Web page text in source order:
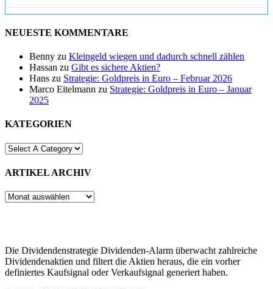
NEUESTE KOMMENTARE
Benny zu Kleingeld wiegen und dadurch schnell zählen
Hassan zu Gibt es sichere Aktien?
Hans zu Strategie: Goldpreis in Euro – Februar 2026
Marco Eitelmann zu Strategie: Goldpreis in Euro – Januar
2025
KATEGORIEN
ARTIKEL ARCHIV
ARTIKEL
Die Dividendenstrategie Dividenden-Alarm überwacht zahlreiche
Dividendenaktien und filtert die Aktien heraus, die ein vorher
definiertes Kaufsignal oder Verkaufsignal generiert haben.